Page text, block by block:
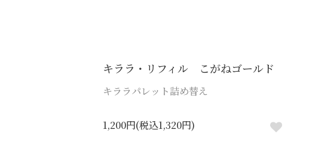
キララ・リフィル こがねゴールド
キララパレット詰め替え
1,200円(税込1,320円)